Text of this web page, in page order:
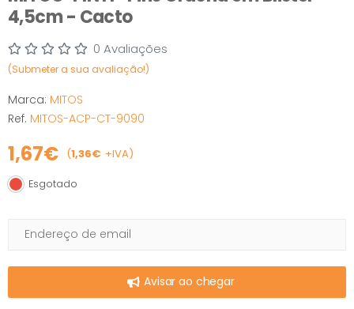
4,5cm - Cacto
0 Avaliações
(Submeter a sua avaliação!)
Marca: MITOS
Ref. MITOS-ACP-CT-9090
1,67€ (1,36€ +IVA)
Esgotado
Esgotado
Avisar ao chegar